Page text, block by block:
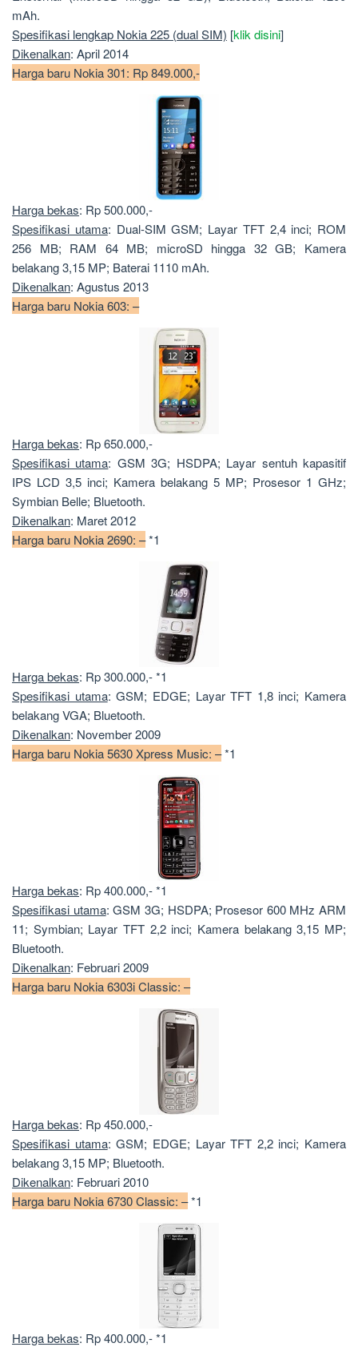
mAh.
Spesifikasi lengkap Nokia 225 (dual SIM) [klik disini]
Dikenalkan: April 2014
Harga baru Nokia 301: Rp 849.000,-
Harga bekas: Rp 500.000,-
Spesifikasi utama: Dual-SIM GSM; Layar TFT 2,4 inci; ROM
256 MB; RAM 64 MB; microSD hingga 32 GB; Kamera
belakang 3,15 MP; Baterai 1110 mAh.
Dikenalkan: Agustus 2013
Harga baru Nokia 603: –
Harga bekas: Rp 650.000,-
Spesifikasi utama: GSM 3G; HSDPA; Layar sentuh kapasitif
IPS LCD 3,5 inci; Kamera belakang 5 MP; Prosesor 1 GHz;
Symbian Belle; Bluetooth.
Dikenalkan: Maret 2012
Harga baru Nokia 2690: –*1
Harga bekas: Rp 300.000,- *1
Spesifikasi utama: GSM; EDGE; Layar TFT 1,8 inci; Kamera
belakang VGA; Bluetooth.
Dikenalkan: November 2009
Harga baru Nokia 5630 Xpress Music: –*1
Harga bekas: Rp 400.000,- *1
Spesifikasi utama: GSM 3G; HSDPA; Prosesor 600 MHz ARM
11; Symbian; Layar TFT 2,2 inci; Kamera belakang 3,15 MP;
Bluetooth.
Dikenalkan: Februari 2009
Harga baru Nokia 6303i Classic: –
Harga bekas: Rp 450.000,-
Spesifikasi utama: GSM; EDGE; Layar TFT 2,2 inci; Kamera
belakang 3,15 MP; Bluetooth.
Dikenalkan: Februari 2010
Harga baru Nokia 6730 Classic: –*1
Harga bekas: Rp 400.000,- *1